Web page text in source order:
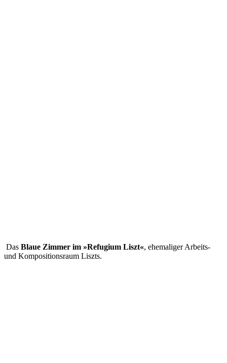
Das Blaue Zimmer im »Refugium Liszt«, ehemaliger Arbeits-
und Kompositionsraum Liszts.